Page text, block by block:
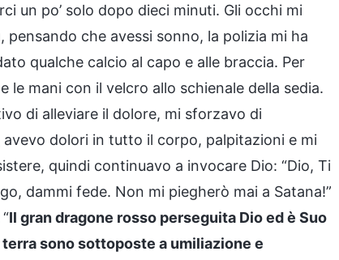
un po’ solo dopo dieci minuti. Gli occhi mi
che avessi sonno, la polizia mi ha
qualche calcio al capo e alle braccia. Per
mani con il velcro allo schienale della sedia.
di alleviare il dolore, mi sforzavo di
dolori in tutto il corpo, palpitazioni e mi
quindi continuavo a invocare Dio: “Dio, Ti
dammi fede. Non mi piegherò mai a Satana!”
Il gran dragone rosso perseguita Dio ed è Suo
sono sottoposte a umiliazione e